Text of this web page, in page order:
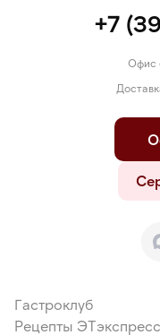
+7
Офис
Гастроклуб
Рецепты ЭТэкспресс